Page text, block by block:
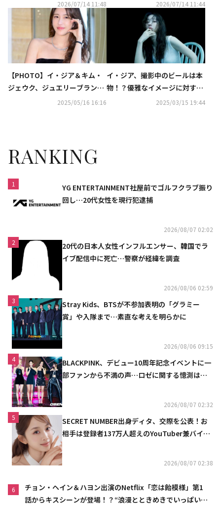
席（動画あり）
2026/07/14 11:48
プ」VIP試写会に出席
2026/07/14 11:44
【PHOTO】イ・ジア＆キム・
ジェウク、ジュエリーブランド
「GRAFF」イベントに出席
2025/05/16 16:16
イ・ジア、撮影中のビールは本
物！？優雅なイメージに対する
苦悩も明かす「一番大きな誤
2025/03/15 19:44
RANKING
1
YG ENTERTAINMENT社屋前でゴルフクラブ振り
回し…20代女性を現行犯逮捕
2026/08/07 02:02
2
20代の日本人女性インフルエンサー、韓国でラ
イブ配信中に死亡…警察が経緯を調査
2026/08/06 02:59
3
Stray Kids、BTSが不参加表明の「グラミー
賞」や入隊まで…素直な考えを明らかに
2026/08/06 09:15
4
BLACKPINK、デビュー10周年記念イベントに一
部ファンから不満の声…ロゼに関する憶測は否
2026/08/07 02:32
5
SECRET NUMBER出身ディタ、交際を公表！お
相手は登録者137万人超えのYouTuber兼バイオ
2026/08/07 02:38
6
チョン・ヘイン＆ハヨン出演のNetflix「恋は飴模様」第1
話からキスシーンが登場！？“浪漫とときめきでいっぱいの